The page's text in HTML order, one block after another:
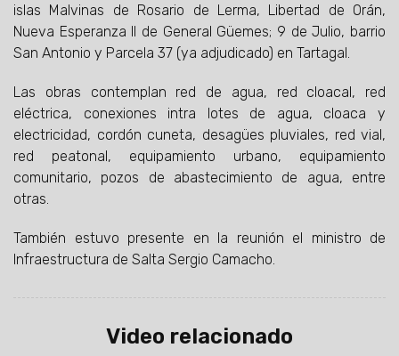
islas Malvinas de Rosario de Lerma, Libertad de Orán,
Nueva Esperanza II de General Güemes; 9 de Julio, barrio
San Antonio y Parcela 37 (ya adjudicado) en Tartagal.
Las obras contemplan red de agua, red cloacal, red
eléctrica, conexiones intra lotes de agua, cloaca y
electricidad, cordón cuneta, desagües pluviales, red vial,
red peatonal, equipamiento urbano, equipamiento
comunitario, pozos de abastecimiento de agua, entre
otras.
También estuvo presente en la reunión el ministro de
Infraestructura de Salta Sergio Camacho.
Video relacionado